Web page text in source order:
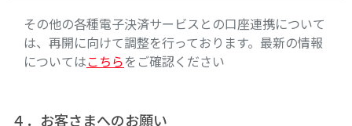
その他の各種電子決済サービスとの口座連携について
は、再開に向けて調整を行っております。最新の情報
についてはこちらをご確認ください
４．お客さまへのお願い